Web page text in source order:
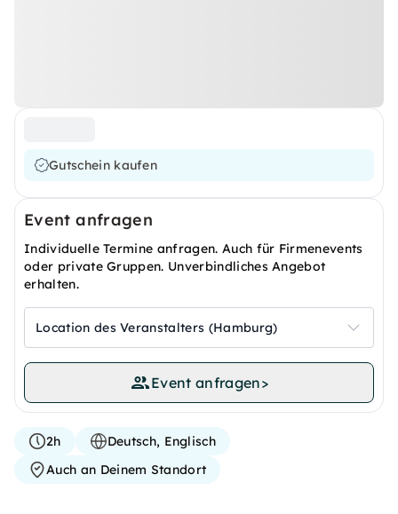
Gutschein kaufen
Event anfragen
Individuelle Termine anfragen. Auch für Firmenevents
oder private Gruppen. Unverbindliches Angebot
erhalten.
Location des Veranstalters (Hamburg)
Event anfragen>
2h
Deutsch, Englisch
Auch an Deinem Standort